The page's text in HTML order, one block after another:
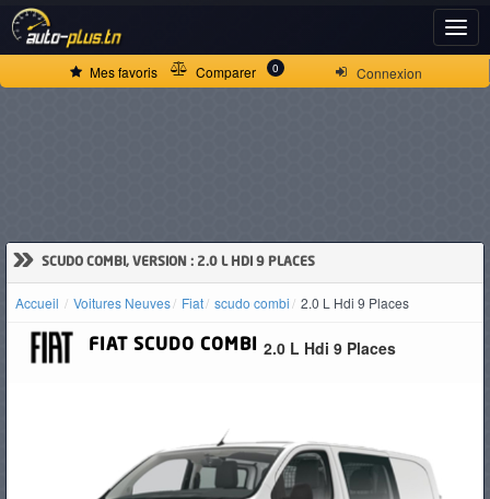
Connexion
Mes favoris Comparer 0
» SCUDO COMBI, VERSION : 2.0 L HDI 9 PLACES
Accueil Voitures Neuves Fiat scudo combi 2.0 L Hdi 9 Places
FIAT SCUDO COMBI 2.0 L Hdi 9 Places
ACCUEIL
D'OCCASION